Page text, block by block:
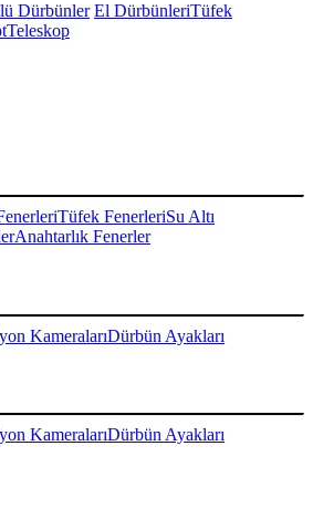
Dürbünler El DürbünleriTüfek
Teleskop
Tüfek FenerleriSu Altı
Anahtarlık Fenerler
KameralarıDürbün Ayakları
KameralarıDürbün Ayakları